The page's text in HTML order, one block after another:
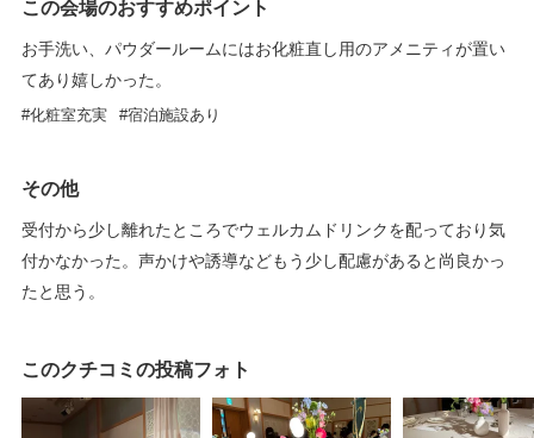
この会場のおすすめポイント
お手洗い、パウダールームにはお化粧直し用のアメニティが置い
てあり嬉しかった。
化粧室充実 宿泊施設あり
その他
受付から少し離れたところでウェルカムドリンクを配っており気
付かなかった。声かけや誘導などもう少し配慮があると尚良かっ
たと思う。
このクチコミの投稿フォト